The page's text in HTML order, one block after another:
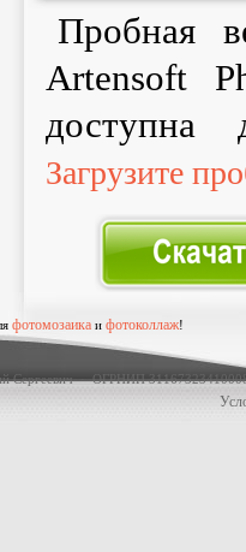
Пробная
Artensoft
доступна
Загрузите
фотомозаика и фотоколлаж!
Сергеевич · ОГРНИП